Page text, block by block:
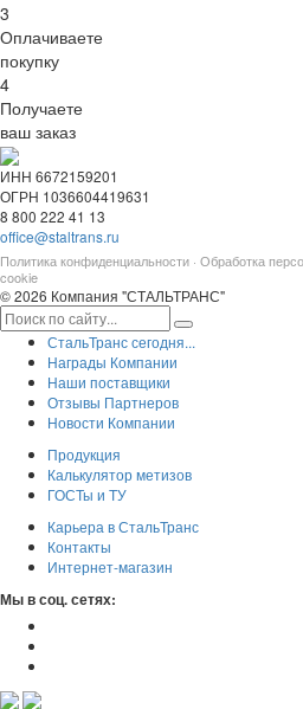
3
Оплачиваете
покупку
4
Получаете
ваш заказ
ИНН 6672159201
ОГРН 1036604419631
8 800 222 41 13
office@staltrans.ru
Политика конфиденциальности · Обработка
cookie
© 2026 Компания "СТАЛЬТРАНС"
СтальТранс сегодня...
Награды Компании
Наши поставщики
Отзывы Партнеров
Новости Компании
Продукция
Калькулятор метизов
ГОСТы и ТУ
Карьера в СтальТранс
Контакты
Интернет-магазин
Мы в соц. сетях: